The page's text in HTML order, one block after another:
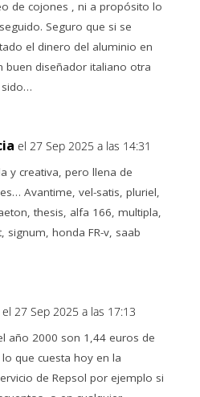
de cojones , ni a propósito lo
Seguro que si se
el dinero del aluminio en
buen diseñador italiano otra
sido…
el 27 Sep 2025 a las 14:31
y creativa, pero llena de
Avantime, vel-satis, pluriel,
thesis, alfa 166, multipla,
signum, honda FR-v, saab
el 27 Sep 2025 a las 17:13
año 2000 son 1,44 euros de
que cuesta hoy en la
de Repsol por ejemplo si